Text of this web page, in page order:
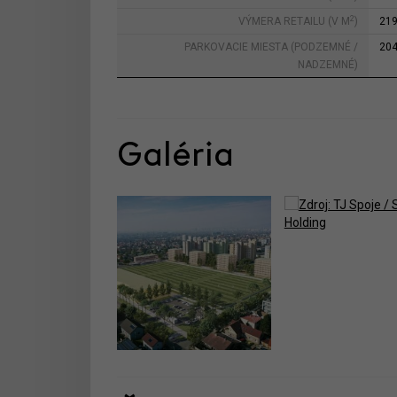
VÝMERA RETAILU (V M 2 ) 219
PARKOVACIE MIESTA (PODZEMNÉ /
NADZEMNÉ)
Galéria